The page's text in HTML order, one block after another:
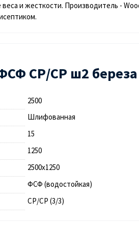
и жесткости. Производитель -
СР/СР ш2 береза
2500
Шлифованная
15
1250
2500х1250
ФСФ (водостойкая)
СР/СР (3/3)